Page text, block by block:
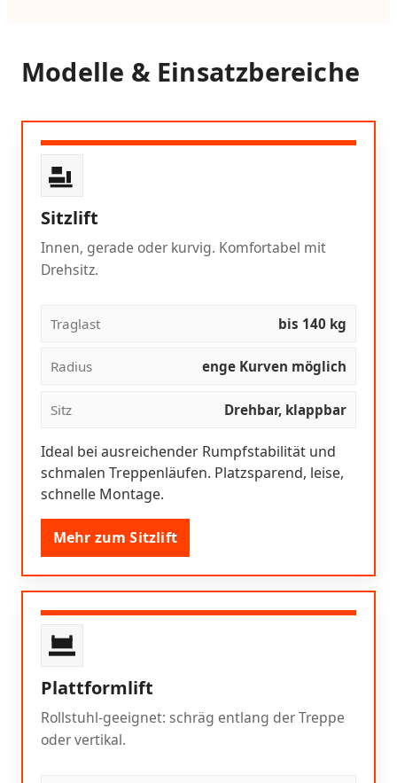
Modelle & Einsatzbereiche
Sitzlift
Innen, gerade oder kurvig. Komfortabel mit
Drehsitz.
Traglast bis 140 kg
Radius enge Kurven möglich
Sitz Drehbar, klappbar
Ideal bei ausreichender Rumpfstabilität und
schmalen Treppenläufen. Platzsparend, leise,
schnelle Montage.
Mehr zum Sitzlift
Plattformlift
Rollstuhl-geeignet: schräg entlang der Treppe
oder vertikal.